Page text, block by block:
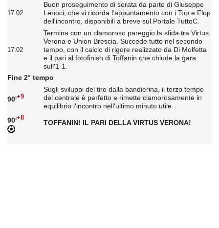
17:02
Buon proseguimento di serata da parte di Giuseppe
Lenoci, che vi ricorda l'appuntamento con i Top e Flop
dell'incontro, disponibili a breve sul Portale TuttoC.
17:02
Termina con un clamoroso pareggio la sfida tra Virtus
Verona e Union Brescia. Succede tutto nel secondo
tempo, con il calcio di rigore realizzato da Di Molfetta
e il pari al fotofinish di Toffanin che chiude la gara
sull'1-1.
Fine 2° tempo
90'+9
Sugli sviluppi del tiro dalla bandierina, il terzo tempo
del centrale è perfetto e rimette clamorosamente in
equilibrio l'incontro nell'ultimo minuto utile.
90'+8
TOFFANIN! IL PARI DELLA VIRTUS VERONA!